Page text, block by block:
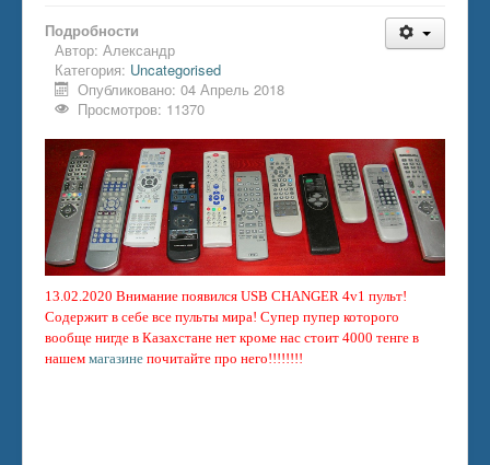
Каталог статей
Обратная связь
Подробности
Автор: Александр
Категория: Uncategorised
Опубликовано: 04 Апрель 2018
Просмотров: 11370
13.02.2020 Внимание появился USB CHANGER 4v1 пульт!
Содержит в себе все пульты мира! Супер пупер которого
вообще нигде в Казахстане нет кроме нас стоит 4000 тенге в
нашем магазине почитайте про него!!!!!!!!